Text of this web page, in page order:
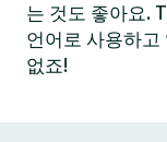
는 것도 좋아요.
언어로 사용하
없죠!